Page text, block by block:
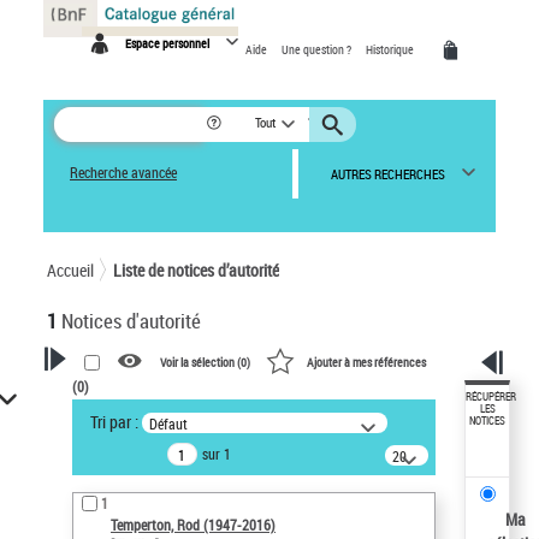
Espace personnel Aide Une question ? Historique
Tout
Recherche avancée AUTRES RECHERCHES
Accueil Liste de notices d’autorité
1 Notices d'autorité
VOTRE RECHERCHE
Recherche avancée dans les
notices d’autorité
Œuvres liées à l'auteur :
Temperton, Rod (1947-2016)
Voir la sélection (0) Ajouter à mes références
(0)
Tri par : Défaut
sur 1
20
résultats/page
1
Temperton, Rod (1947-2016)
RÉCUPÉRER
LES
NOTICES
Ma
Panneau de gestion des cookies